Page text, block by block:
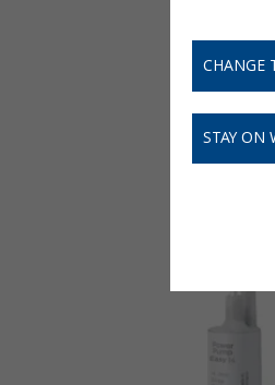
CHANGE
STAY ON